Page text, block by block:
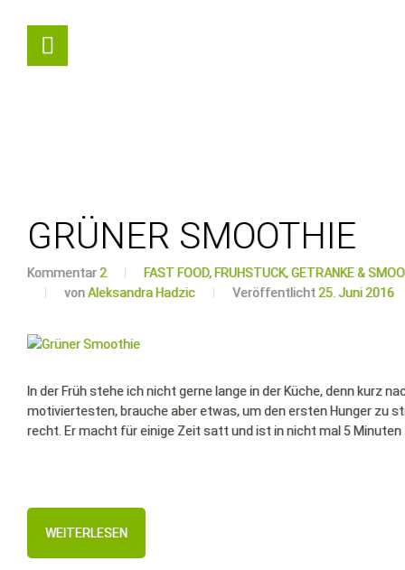
GRÜNER SMOOTHIE
Kommentar 2 FAST FOOD, FRÜHSTÜCK,GETRÄNKE &
vonAleksandra Hadzic Veröffentlicht 25. Juni 2016
In der Früh stehe ich nicht gerne lange in der Küche, denn kurz
motiviertesten, brauche aber etwas, um den ersten Hunger zu
recht. Er macht für einige Zeit satt und ist in nicht mal 5
WEITERLESEN